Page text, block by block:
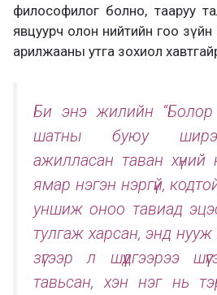
философилог болно, тааруу
явцуурч олон нийтийн гоо
арилжааны утга зохиол
Би энэ жилийн
шатны буюу
ажилласан таван
ямар нэгэн нэргүй,
уншиж оноо тавиад
тулгаж харсан, энд нууж
зүгээр л шүүдгээрээ
тавьсан, хэн нэг нь